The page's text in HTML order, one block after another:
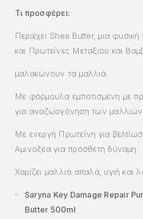
Τι προσφέρει:
Περιέχει Shea Βutter, μια φυσική
και Πρωτεΐνες Μεταξιού και
μαλακώνουν τα μαλλιά.
Με φόρμουλα εμποτισμένη με
για αναζωογόνηση των μαλλιών.
Με ενεργή Πρωτεΐνη για
Αμινοξέα για πρόσθετη δύναμη.
Χαρίζει μαλλιά απαλά, υγιή και
Saryna Key Damage Repair
Butter 500ml